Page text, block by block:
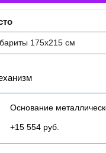
Основание
+15 554 руб.